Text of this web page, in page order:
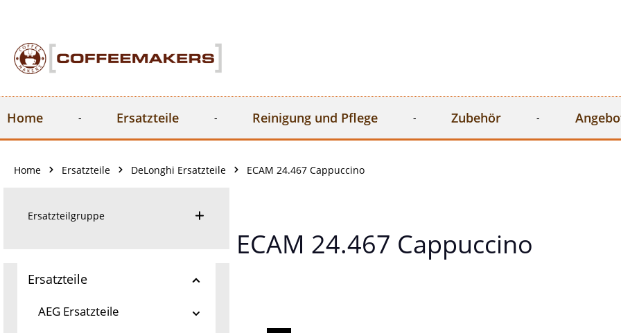
Home Ersatzteile Reinigung und Pflege Zubehör
Home Ersatzteile DeLonghi Ersatzteile ECAM 24.467 Cappuccino
Ersatzteilgruppe
Ersatzteile
AEG Ersatzteile
ECAM 24.467 Cappuccino